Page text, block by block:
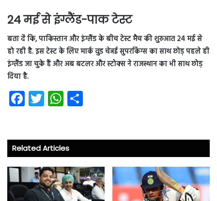
24 मई से इंग्लैंड-पाक टेस्ट
बता दें कि, पाकिस्तान और इंग्लैंड के बीच टेस्ट मैच की शुरुआत 24 मई से
हो रही है. इस टेस्ट के लिए मार्क वुड चेन्नई सुपरकिंग्स का साथ छोड़ पहले ही
इंग्लैंड जा चुके हैं और अब बटलर और स्टोक्स ने राजस्थान का भी साथ छोड़
दिया है.
Fa
ce
o
ok
T
wi
er
W
ha
A
p
p
Related Articles